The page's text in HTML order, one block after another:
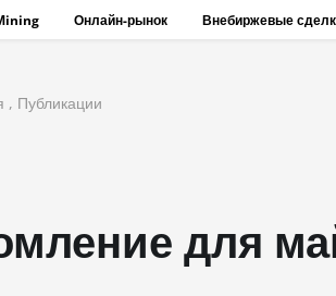
Онлайн-рынок Внебиржевые
, Публикации
для